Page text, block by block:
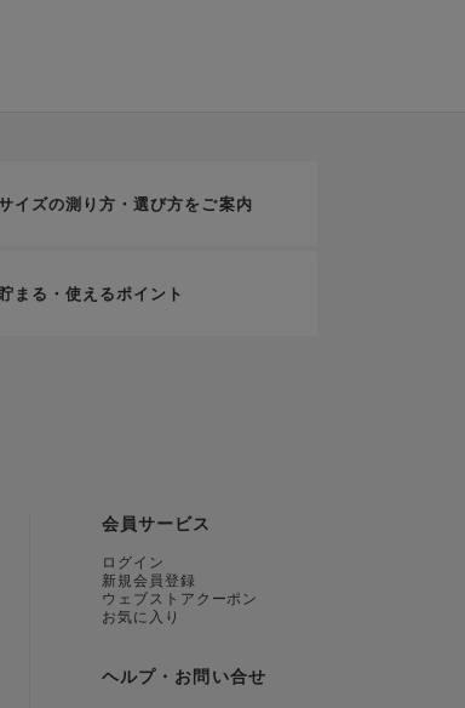
イズの測り方・選び方をご案内
貯まる・使えるポイント
会員サービス
ログイン
新規会員登録
ウェブストアクーポン
お気に入り
ヘルプ・お問い合せ